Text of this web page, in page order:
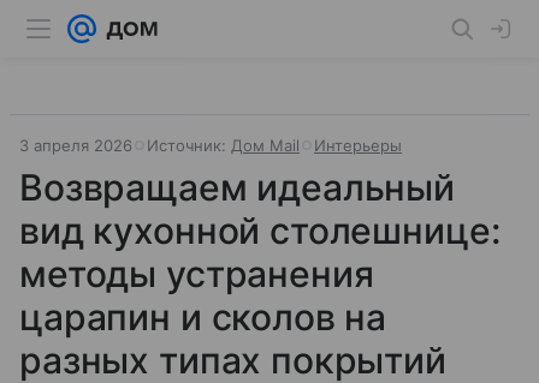
3 апреля 2026 Источник: Дом Mail Интерьеры
Возвращаем идеальный
вид кухонной столешнице:
методы устранения
царапин и сколов на
разных типах покрытий